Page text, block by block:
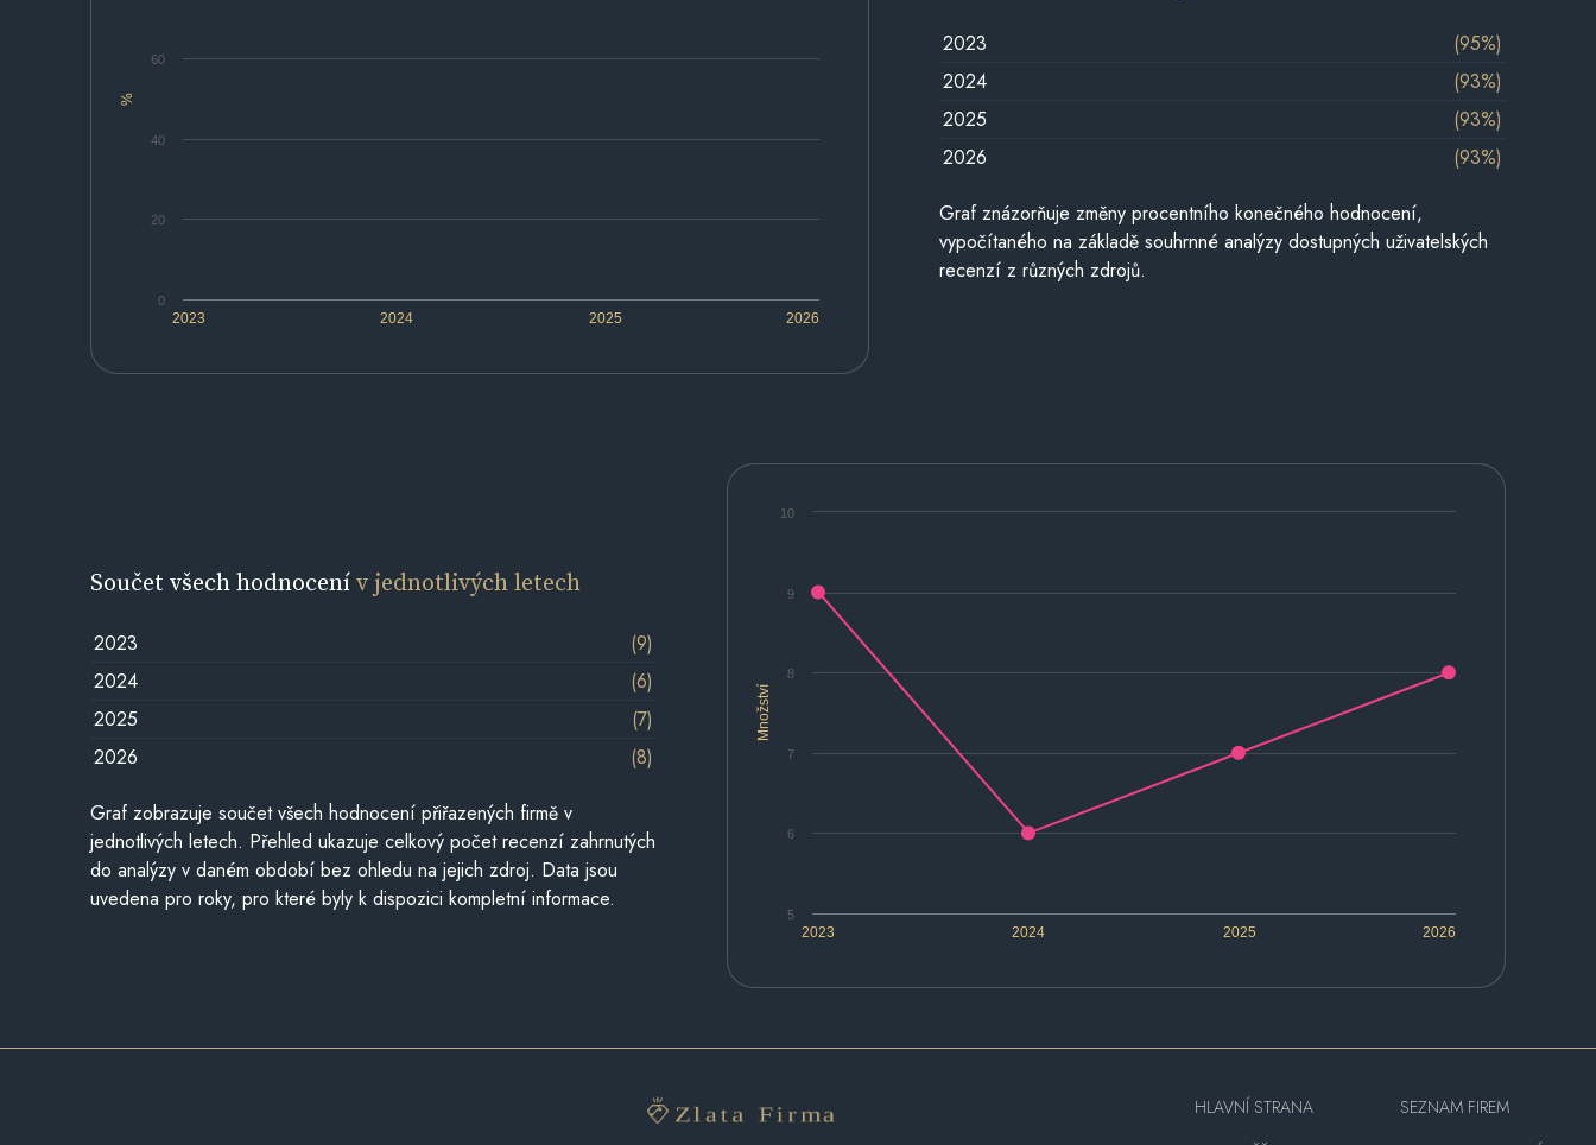
%
2023 2024 2025 2026
0
20
40
60
2023
(95%)
2024
(93%)
2025
(93%)
2026
(93%)
Graf znázorňuje změny procentního konečného hodnocení,
vypočítaného na základě souhrnné analýzy dostupných uživatelských
recenzí z různých zdrojů.
Množství
2023 2024 2025 2026
5
6
7
8
9
10
Součet všech hodnocenív jednotlivých letech
2023
(9)
2024
(6)
2025
(7)
2026
(8)
Graf zobrazuje součet všech hodnocení přiřazených firmě v
jednotlivých letech. Přehled ukazuje celkový počet recenzí zahrnutých
do analýzy v daném období bez ohledu na jejich zdroj. Data jsou
uvedena pro roky, pro které byly k dispozici kompletní informace.
HLAVNÍ STRANA
SEZNAM FIREM